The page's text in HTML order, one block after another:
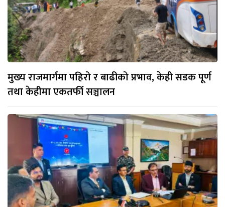
मुख्य राजमार्गमा पहिरो र बाढीको प्रभाव, केही सडक पूर्ण
तथा केहीमा एकतर्फी सञ्चालन